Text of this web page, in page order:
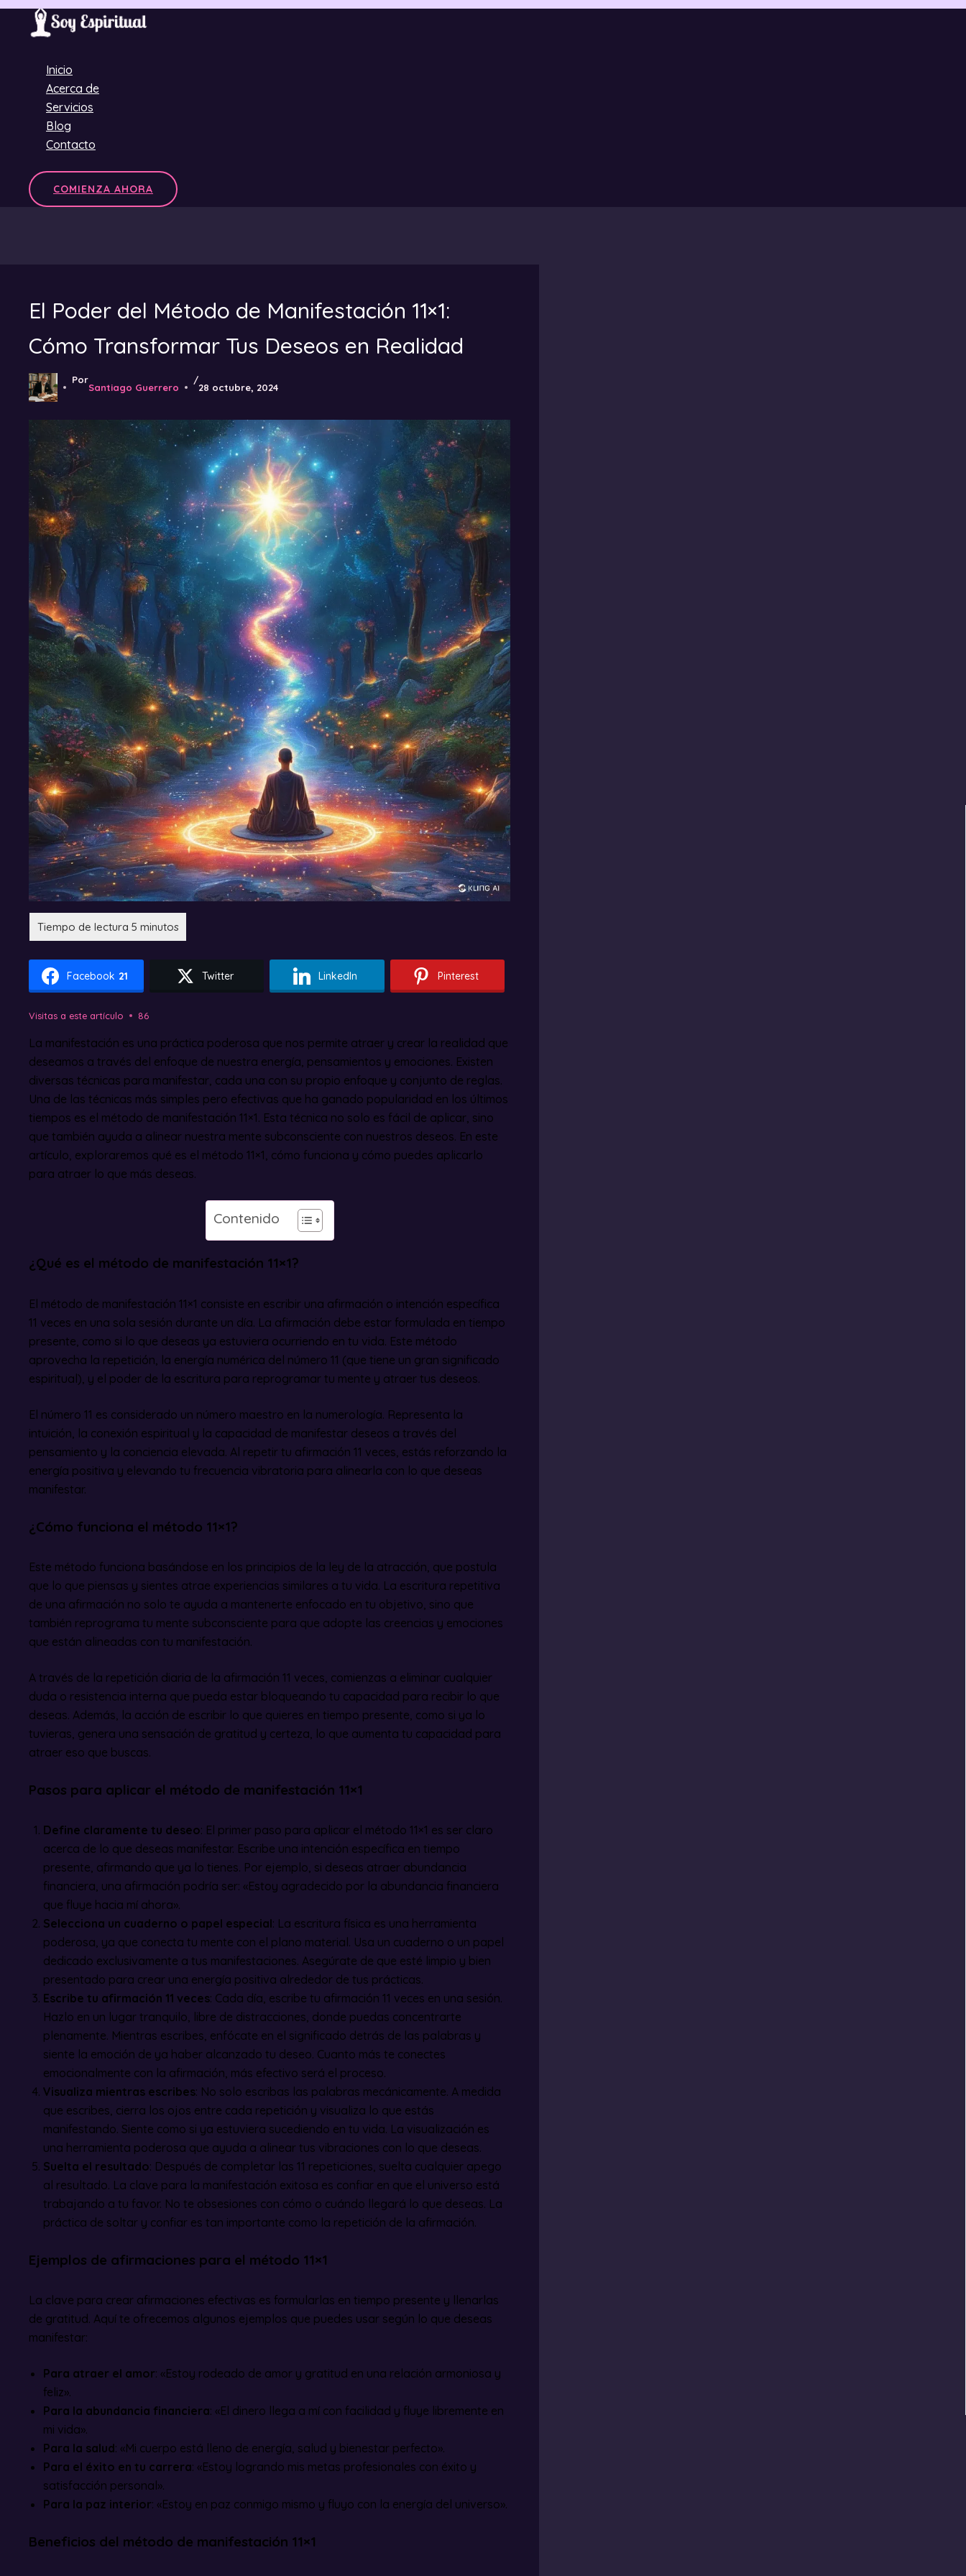
Ir
Inicio
Acerca de
Servicios
Blog
Contacto
COMIENZA AHORA
El Poder del Método de Manifestación 11×1:
Cómo Transformar Tus Deseos en Realidad
Por
Santiago Guerrero
/
28 octubre, 2024
Facebook 21 Twitter LinkedIn Pinterest
Visitas a este artículo 86
La manifestación es una práctica poderosa que nos permite atraer y crear la realidad que
deseamos a través del enfoque de nuestra energía, pensamientos y emociones. Existen
diversas técnicas para manifestar, cada una con su propio enfoque y conjunto de reglas.
Una de las técnicas más simples pero efectivas que ha ganado popularidad en los últimos
tiempos es el método de manifestación 11×1. Esta técnica no solo es fácil de aplicar, sino
que también ayuda a alinear nuestra mente subconsciente con nuestros deseos. En este
artículo, exploraremos qué es el método 11×1, cómo funciona y cómo puedes aplicarlo
para atraer lo que más deseas.
Contenido
¿Qué es el método de manifestación 11×1?
El método de manifestación 11×1 consiste en escribir una afirmación o intención específica
11 veces en una sola sesión durante un día. La afirmación debe estar formulada en tiempo
presente, como si lo que deseas ya estuviera ocurriendo en tu vida. Este método
aprovecha la repetición, la energía numérica del número 11 (que tiene un gran significado
espiritual), y el poder de la escritura para reprogramar tu mente y atraer tus deseos.
El número 11 es considerado un número maestro en la numerología. Representa la
intuición, la conexión espiritual y la capacidad de manifestar deseos a través del
pensamiento y la conciencia elevada. Al repetir tu afirmación 11 veces, estás reforzando la
energía positiva y elevando tu frecuencia vibratoria para alinearla con lo que deseas
manifestar.
¿Cómo funciona el método 11×1?
Este método funciona basándose en los principios de la ley de la atracción, que postula
que lo que piensas y sientes atrae experiencias similares a tu vida. La escritura repetitiva
de una afirmación no solo te ayuda a mantenerte enfocado en tu objetivo, sino que
también reprograma tu mente subconsciente para que adopte las creencias y emociones
que están alineadas con tu manifestación.
A través de la repetición diaria de la afirmación 11 veces, comienzas a eliminar cualquier
duda o resistencia interna que pueda estar bloqueando tu capacidad para recibir lo que
deseas. Además, la acción de escribir lo que quieres en tiempo presente, como si ya lo
tuvieras, genera una sensación de gratitud y certeza, lo que aumenta tu capacidad para
atraer eso que buscas.
Pasos para aplicar el método de manifestación 11×1
Define claramente tu deseo: El primer paso para aplicar el método 11×1 es ser claro
acerca de lo que deseas manifestar. Escribe una intención específica en tiempo
presente, afirmando que ya lo tienes. Por ejemplo, si deseas atraer abundancia
financiera, una afirmación podría ser: «Estoy agradecido por la abundancia financiera
que fluye hacia mí ahora».
Selecciona un cuaderno o papel especial: La escritura física es una herramienta
poderosa, ya que conecta tu mente con el plano material. Usa un cuaderno o un papel
dedicado exclusivamente a tus manifestaciones. Asegúrate de que esté limpio y bien
presentado para crear una energía positiva alrededor de tus prácticas.
Escribe tu afirmación 11 veces: Cada día, escribe tu afirmación 11 veces en una sesión.
Hazlo en un lugar tranquilo, libre de distracciones, donde puedas concentrarte
plenamente. Mientras escribes, enfócate en el significado detrás de las palabras y
siente la emoción de ya haber alcanzado tu deseo. Cuanto más te conectes
emocionalmente con la afirmación, más efectivo será el proceso.
Visualiza mientras escribes: No solo escribas las palabras mecánicamente. A medida
que escribes, cierra los ojos entre cada repetición y visualiza lo que estás
manifestando. Siente como si ya estuviera sucediendo en tu vida. La visualización es
una herramienta poderosa que ayuda a alinear tus vibraciones con lo que deseas.
Suelta el resultado: Después de completar las 11 repeticiones, suelta cualquier apego
al resultado. La clave para la manifestación exitosa es confiar en que el universo está
trabajando a tu favor. No te obsesiones con cómo o cuándo llegará lo que deseas. La
práctica de soltar y confiar es tan importante como la repetición de la afirmación.
Ejemplos de afirmaciones para el método 11×1
La clave para crear afirmaciones efectivas es formularlas en tiempo presente y llenarlas
de gratitud. Aquí te ofrecemos algunos ejemplos que puedes usar según lo que deseas
manifestar:
Para atraer el amor: «Estoy rodeado de amor y gratitud en una relación armoniosa y
feliz».
Para la abundancia financiera: «El dinero llega a mí con facilidad y fluye libremente en
mi vida».
Para la salud: «Mi cuerpo está lleno de energía, salud y bienestar perfecto».
Para el éxito en tu carrera: «Estoy logrando mis metas profesionales con éxito y
satisfacción personal».
Para la paz interior: «Estoy en paz conmigo mismo y fluyo con la energía del universo».
Beneficios del método de manifestación 11×1